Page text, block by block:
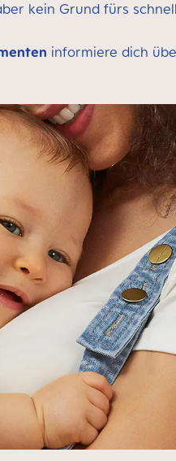
kein Grund fürs
informiere dich